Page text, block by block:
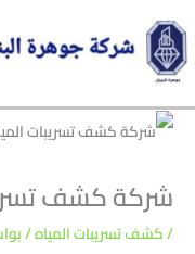
تخطي
إلى
المحتوى
شركة كشف
/كشف تسريبات المياه/